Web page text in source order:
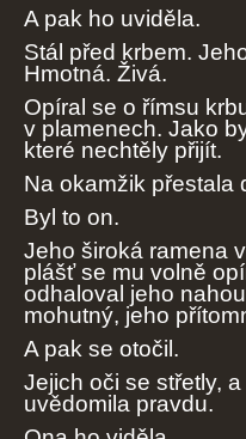
A pak ho uviděla.
Stál před krbem.
Hmotná. Živá.
Opíral se o římsu
v plamenech. Jako
které nechtěly přijít.
Na okamžik přestala
Byl to on.
Jeho široká ramena
plášť se mu volně
odhaloval jeho
mohutný, jeho
A pak se otočil.
Jejich oči se střetly,
uvědomila pravdu.